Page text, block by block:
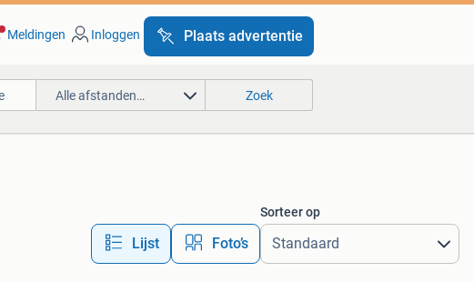
Meldingen Inloggen Plaats advertentie
Alle afstanden… Zoek
Lijst Foto’s
Sorteer op